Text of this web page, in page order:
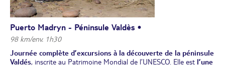
Puerto Madryn - Péninsule Valdès •
98 km/env. 1h30
Journée complète d’excursions à la découverte de la péninsule
Valdés, inscrite au Patrimoine Mondial de l’UNESCO. Elle est l’une